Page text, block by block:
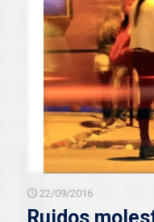
22/09/2016